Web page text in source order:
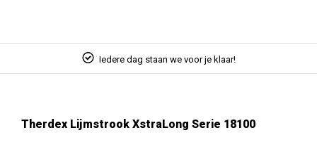
Iedere dag staan we voor je klaar!
Therdex Lijmstrook XstraLong Serie 18100